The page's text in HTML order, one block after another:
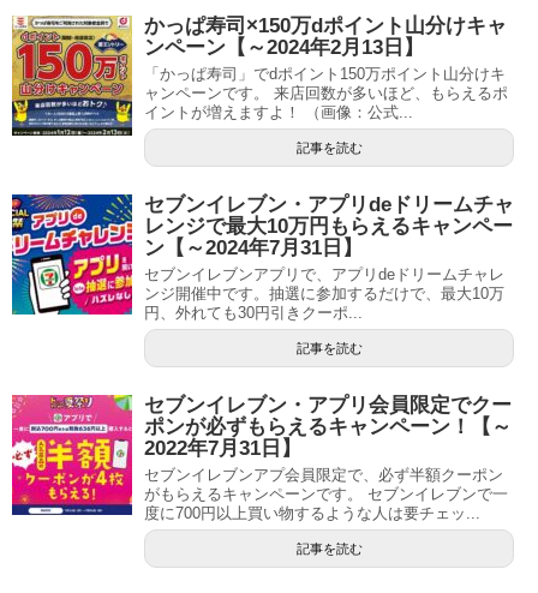
かっぱ寿司×150万dポイント山分けキャ
ンペーン【～2024年2月13日】
「かっぱ寿司」でdポイント150万ポイント山分けキ
ャンペーンです。 来店回数が多いほど、もらえるポ
イントが増えますよ！ （画像：公式...
記事を読む
セブンイレブン・アプリdeドリームチャ
レンジで最大10万円もらえるキャンペー
ン【～2024年7月31日】
セブンイレブンアプリで、アプリdeドリームチャレ
ンジ開催中です。抽選に参加するだけで、最大10万
円、外れても30円引きクーポ...
記事を読む
セブンイレブン・アプリ会員限定でクー
ポンが必ずもらえるキャンペーン！【～
2022年7月31日】
セブンイレブンアプ会員限定で、必ず半額クーポン
がもらえるキャンペーンです。 セブンイレブンで一
度に700円以上買い物するような人は要チェッ...
記事を読む